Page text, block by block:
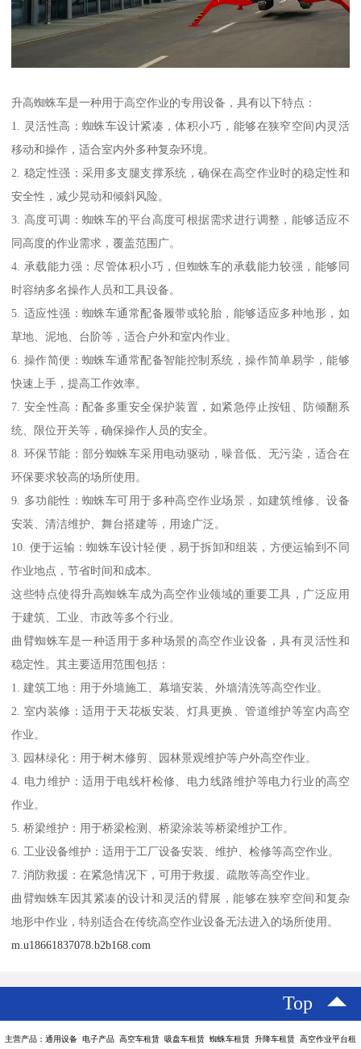
升高蜘蛛车是一种用于高空作业的专用设备，具有以下特点：
1. 灵活性高：蜘蛛车设计紧凑，体积小巧，能够在狭窄空间内灵活
移动和操作，适合室内外多种复杂环境。
2. 稳定性强：采用多支腿支撑系统，确保在高空作业时的稳定性和
安全性，减少晃动和倾斜风险。
3. 高度可调：蜘蛛车的平台高度可根据需求进行调整，能够适应不
同高度的作业需求，覆盖范围广。
4. 承载能力强：尽管体积小巧，但蜘蛛车的承载能力较强，能够同
时容纳多名操作人员和工具设备。
5. 适应性强：蜘蛛车通常配备履带或轮胎，能够适应多种地形，如
草地、泥地、台阶等，适合户外和室内作业。
6. 操作简便：蜘蛛车通常配备智能控制系统，操作简单易学，能够
快速上手，提高工作效率。
7. 安全性高：配备多重安全保护装置，如紧急停止按钮、防倾翻系
统、限位开关等，确保操作人员的安全。
8. 环保节能：部分蜘蛛车采用电动驱动，噪音低、无污染，适合在
环保要求较高的场所使用。
9. 多功能性：蜘蛛车可用于多种高空作业场景，如建筑维修、设备
安装、清洁维护、舞台搭建等，用途广泛。
10. 便于运输：蜘蛛车设计轻便，易于拆卸和组装，方便运输到不同
作业地点，节省时间和成本。
这些特点使得升高蜘蛛车成为高空作业领域的重要工具，广泛应用
于建筑、工业、市政等多个行业。
曲臂蜘蛛车是一种适用于多种场景的高空作业设备，具有灵活性和
稳定性。其主要适用范围包括：
1. 建筑工地：用于外墙施工、幕墙安装、外墙清洗等高空作业。
2. 室内装修：适用于天花板安装、灯具更换、管道维护等室内高空
作业。
3. 园林绿化：用于树木修剪、园林景观维护等户外高空作业。
4. 电力维护：适用于电线杆检修、电力线路维护等电力行业的高空
作业。
5. 桥梁维护：用于桥梁检测、桥梁涂装等桥梁维护工作。
6. 工业设备维护：适用于工厂设备安装、维护、检修等高空作业。
7. 消防救援：在紧急情况下，可用于救援、疏散等高空作业。
曲臂蜘蛛车因其紧凑的设计和灵活的臂展，能够在狭窄空间和复杂
地形中作业，特别适合在传统高空作业设备无法进入的场所使用。
m.u18661837078.b2b168.com
Top
主营产品：通用设备 电子产品 高空车租赁 吸盘车租赁 蜘蛛车租赁 升降车租赁 高空作业平台租